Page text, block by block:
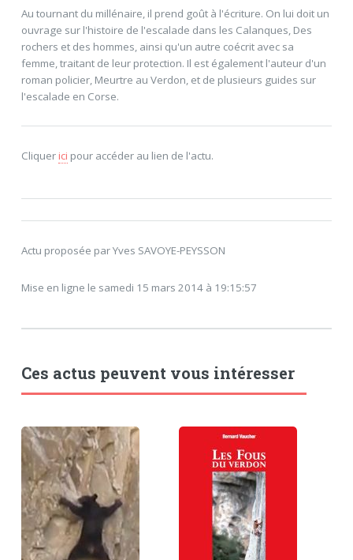
Au tournant du millénaire, il prend goût à l'écriture. On lui doit un
ouvrage sur l'histoire de l'escalade dans les Calanques, Des
rochers et des hommes, ainsi qu'un autre coécrit avec sa
femme, traitant de leur protection. Il est également l'auteur d'un
roman policier, Meurtre au Verdon, et de plusieurs guides sur
l'escalade en Corse.
Cliquerici pour accéder au lien de l'actu.
Actu proposée par Yves SAVOYE-PEYSSON
Mise en ligne le samedi 15 mars 2014 à 19:15:57
Ces actus peuvent vous intéresser